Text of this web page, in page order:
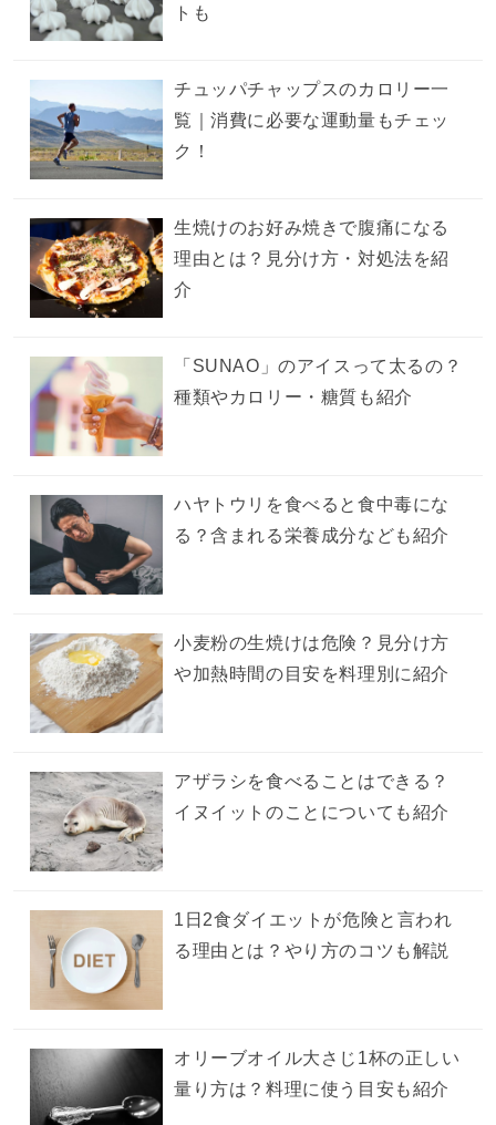
トも
チュッパチャップスのカロリー一
覧｜消費に必要な運動量もチェッ
ク！
生焼けのお好み焼きで腹痛になる
理由とは？見分け方・対処法を紹
介
「SUNAO」のアイスって太るの？
種類やカロリー・糖質も紹介
ハヤトウリを食べると食中毒にな
る？含まれる栄養成分なども紹介
小麦粉の生焼けは危険？見分け方
や加熱時間の目安を料理別に紹介
アザラシを食べることはできる？
イヌイットのことについても紹介
1日2食ダイエットが危険と言われ
る理由とは？やり方のコツも解説
オリーブオイル大さじ1杯の正しい
量り方は？料理に使う目安も紹介